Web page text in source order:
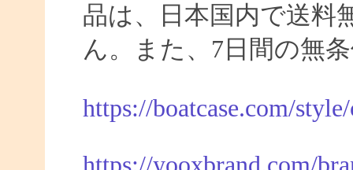
品は、日本国内で送料
ん。また、7日間の無
https://boatcase.com/